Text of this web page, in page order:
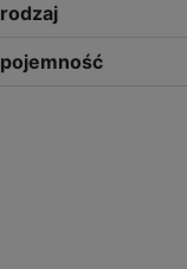
rodzaj
pojemność